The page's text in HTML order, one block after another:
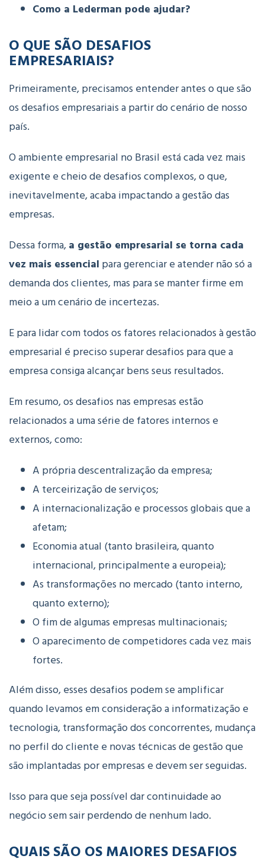
Como a Lederman pode ajudar?
O QUE SÃO DESAFIOS
EMPRESARIAIS?
Primeiramente, precisamos entender antes o que são
os desafios empresariais a partir do cenário de nosso
país.
O ambiente empresarial no Brasil está cada vez mais
exigente e cheio de desafios complexos, o que,
inevitavelmente, acaba impactando a gestão das
empresas.
Dessa forma,a gestão empresarial se torna cada
vez mais essencial para gerenciar e atender não só a
demanda dos clientes, mas para se manter firme em
meio a um cenário de incertezas.
E para lidar com todos os fatores relacionados à gestão
empresarial é preciso superar desafios para que a
empresa consiga alcançar bens seus resultados.
Em resumo, os desafios nas empresas estão
relacionados a uma série de fatores internos e
externos, como:
A própria descentralização da empresa;
A terceirização de serviços;
A internacionalização e processos globais que a
afetam;
Economia atual (tanto brasileira, quanto
internacional, principalmente a europeia);
As transformações no mercado (tanto interno,
quanto externo);
O fim de algumas empresas multinacionais;
O aparecimento de competidores cada vez mais
fortes.
Além disso, esses desafios podem se amplificar
quando levamos em consideração a informatização e
tecnologia, transformação dos concorrentes, mudança
no perfil do cliente e novas técnicas de gestão que
são implantadas por empresas e devem ser seguidas.
Isso para que seja possível dar continuidade ao
negócio sem sair perdendo de nenhum lado.
QUAIS SÃO OS MAIORES DESAFIOS